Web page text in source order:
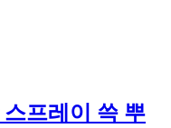
프레이 쓱 뿌